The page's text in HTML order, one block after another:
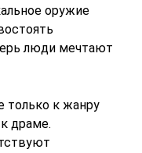
оружие
люди мечтают
только к жанру
драме.